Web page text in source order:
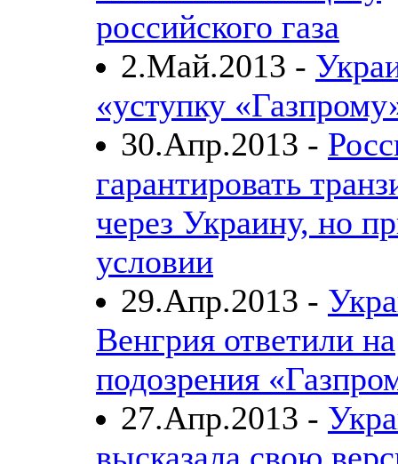
российского газа
2.Май.2013 -
«уступку
30.Апр.2013 -
гарантировать
через Украину, но
условии
29.Апр.2013 -
Венгрия ответили на
подозрения
27.Апр.2013 -